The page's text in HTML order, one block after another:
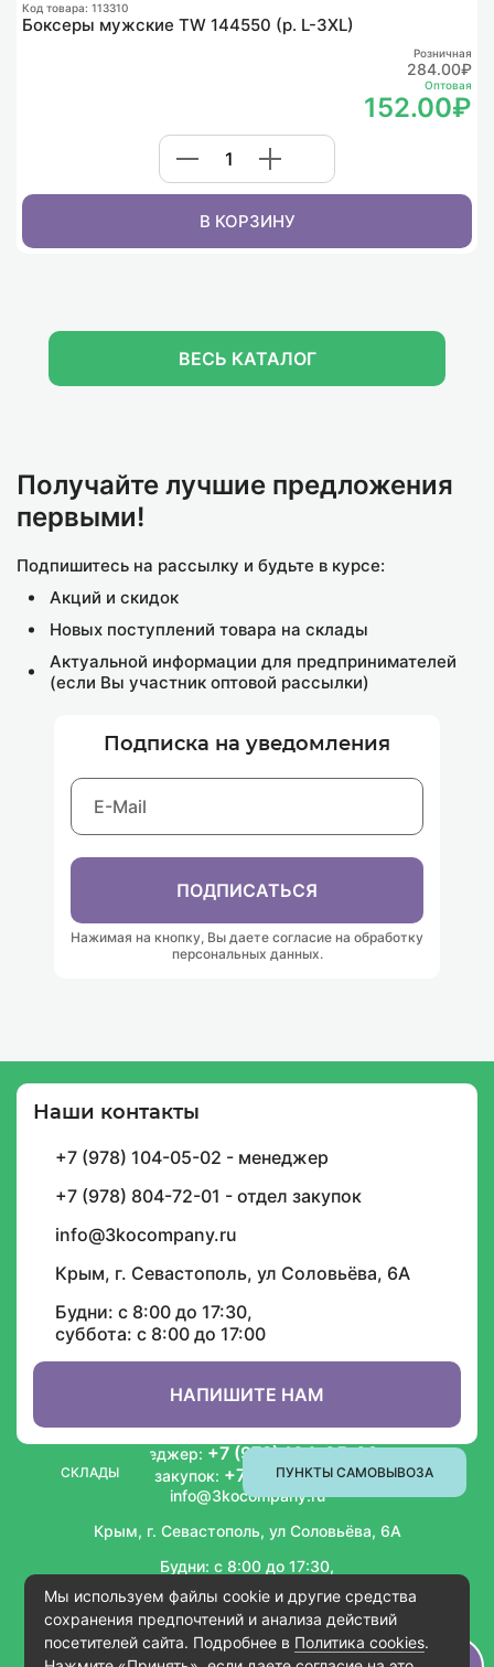
Код товара: 113310
Боксеры мужские TW 144550 (р. L-3XL)
Оптовая
152.00₽
Розничная
284.00₽
В КОРЗИНУ
Код товара: 161292
164.00₽
Код товара: 139649
В КОРЗИНУ
ВЕСЬ КАТАЛОГ
Получайте лучшие предложения
первыми!
Подпишитесь на рассылку и будьте в курсе:
Акций и скидок
Новых поступлений товара на склады
Актуальной информации для предпринимателей
(если Вы участник оптовой рассылки)
Подписка на уведомления
ПОДПИСАТЬСЯ
Нажимая на кнопку, Вы даете согласие на обработку
персональных данных.
Наши контакты
+7 (978) 104-05-02 - менеджер
+7 (978) 804-72-01 - отдел закупок
info@3kocompany.ru
Крым, г. Севастополь, ул Соловьёва, 6А
Будни: с 8:00 до 17:30,
суббота: с 8:00 до 17:00
НАПИШИТЕ НАМ
СКЛАДЫ ПУНКТЫ САМОВЫВОЗА
Мы используем файлы cookie и другие средства
сохранения предпочтений и анализа действий
посетителей сайта. Подробнее в Политика cookies.
И будьте в курсе графика доставок, скидок,
ИНФОРМАЦИЯ
СОТРУДНИЧЕСТВО
Менеджер: +7 (978) 104-05-02
Отдел закупок: +7 (978) 804-72-01
info@3kocompany.ru
Крым, г. Севастополь, ул Соловьёва, 6А
Будни: с 8:00 до 17:30,